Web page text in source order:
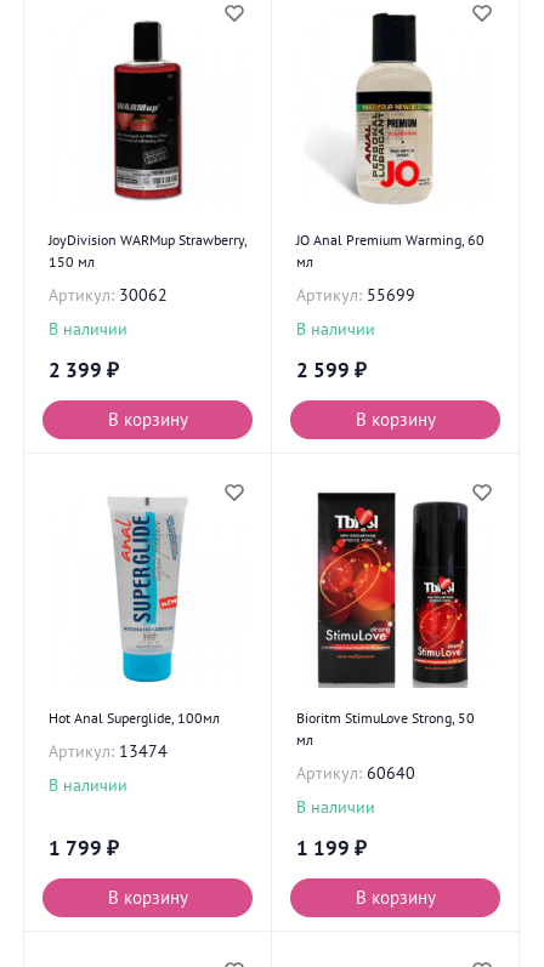
JoyDivision WARMup Strawberry,
150 мл
Артикул: 30062
В наличии
2 399 ₽
В корзину
JO Anal Premium Warming, 60
мл
Артикул: 55699
В наличии
2 599 ₽
В корзину
Hot Anal Superglide, 100мл
Артикул: 13474
В наличии
1 799 ₽
В корзину
Bioritm StimuLove Strong, 50
мл
Артикул: 60640
В наличии
1 199 ₽
В корзину